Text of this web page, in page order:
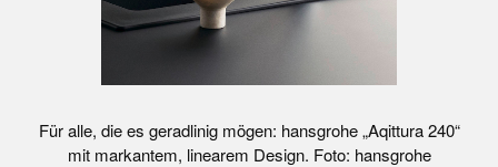
Für alle, die es geradlinig mögen: hansgrohe „Aqittura 240“
mit markantem, linearem Design. Foto: hansgrohe